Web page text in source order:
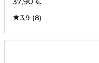
3,9 (8)